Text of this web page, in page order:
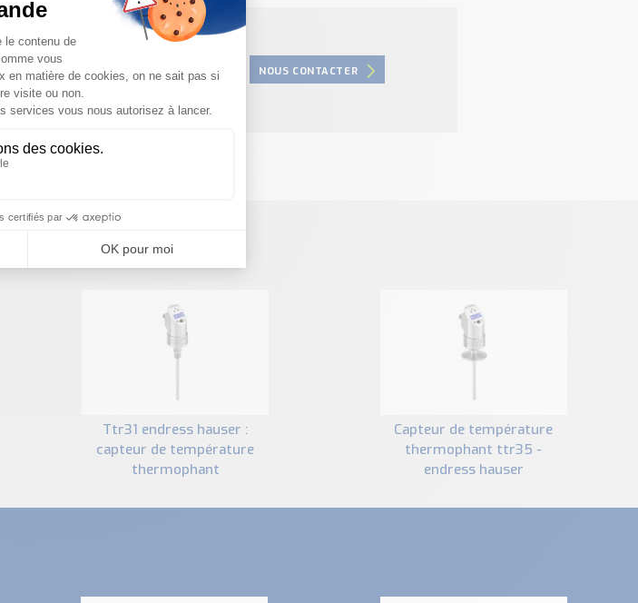
votre produit ?
pour définir votre projet NOUS CONTACTER
SIMILAIRES
ttr31 endress hauser :
capteur de température
thermophant
capteur de température
thermophant ttr35 -
endress hauser